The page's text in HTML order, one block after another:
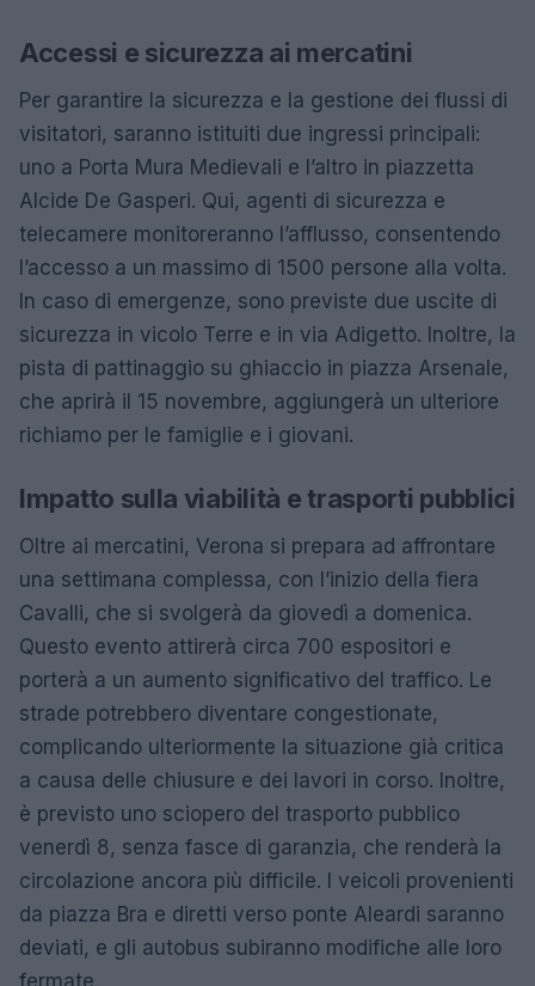
Accessi e sicurezza ai mercatini
Per garantire la sicurezza e la gestione dei flussi di
visitatori, saranno istituiti due ingressi principali:
uno a Porta Mura Medievali e l’altro in piazzetta
Alcide De Gasperi. Qui, agenti di sicurezza e
telecamere monitoreranno l’afflusso, consentendo
l’accesso a un massimo di 1500 persone alla volta.
In caso di emergenze, sono previste due uscite di
sicurezza in vicolo Terre e in via Adigetto. Inoltre, la
pista di pattinaggio su ghiaccio in piazza Arsenale,
che aprirà il 15 novembre, aggiungerà un ulteriore
richiamo per le famiglie e i giovani.
Impatto sulla viabilità e trasporti pubblici
Oltre ai mercatini, Verona si prepara ad affrontare
una settimana complessa, con l’inizio della fiera
Cavalli, che si svolgerà da giovedì a domenica.
Questo evento attirerà circa 700 espositori e
porterà a un aumento significativo del traffico. Le
strade potrebbero diventare congestionate,
complicando ulteriormente la situazione già critica
a causa delle chiusure e dei lavori in corso. Inoltre,
è previsto uno sciopero del trasporto pubblico
venerdì 8, senza fasce di garanzia, che renderà la
circolazione ancora più difficile. I veicoli provenienti
da piazza Bra e diretti verso ponte Aleardi saranno
deviati, e gli autobus subiranno modifiche alle loro
fermate.